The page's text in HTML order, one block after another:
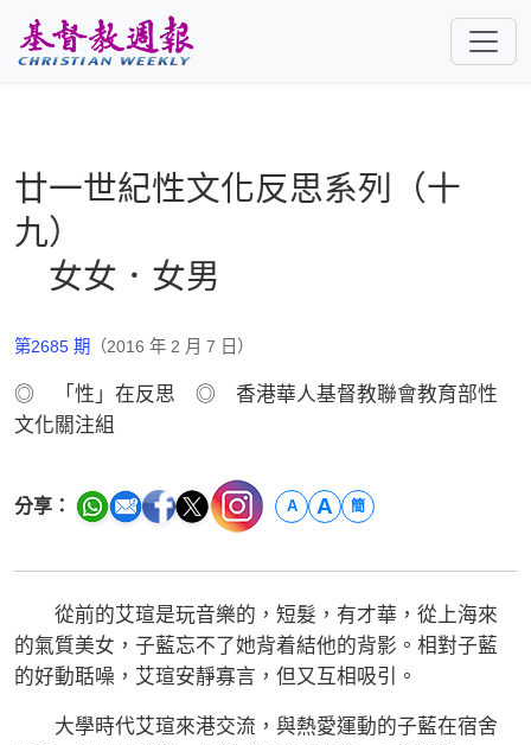
廿一世紀性文化反思系列（十
九）
女女．女男
第2685 期 （2016 年 2 月 7 日）
◎ 「性」在反思 ◎ 香港華人基督教聯會教育部性
文化關注組
分享： A A 簡
從前的艾瑄是玩音樂的，短髮，有才華，從上海來
的氣質美女，子藍忘不了她背着結他的背影。相對子藍
的好動聒噪，艾瑄安靜寡言，但又互相吸引。
大學時代艾瑄來港交流，與熱愛運動的子藍在宿舍